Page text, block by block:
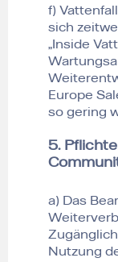
f)
sich
„Inside
Europe
so gering
5.
a) Das
Nutzung